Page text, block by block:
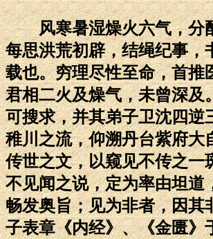
风寒暑湿燥火六气，分配
每思洪荒初辟，结绳纪事，
载也。穷理尽性至命，首推
君相二火及燥气，未曾深及
可搜求，并其弟子卫沈四逆
稚川之流，仰溯丹台紫府大
传世之文，以窥见不传之一
不见闻之说，定为率由坦道
畅发奥旨；见为非者，因其
子表章《内经》、《金匮》